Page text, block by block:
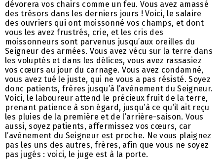
dévorera vos chairs comme un feu. Vous avez amassé
des trésors dans les derniers jours ! Voici, le salaire
des ouvriers qui ont moissonné vos champs, et dont
vous les avez frustrés, crie, et les cris des
moissonneurs sont parvenus jusqu’aux oreilles du
Seigneur des armées. Vous avez vécu sur la terre dans
les voluptés et dans les délices, vous avez rassasiez
vos cœurs au jour du carnage. Vous avez condamné,
vous avez tué le juste, qui ne vous a pas résisté. Soyez
donc patients, frères jusqu’à l’avènement du Seigneur.
Voici, le laboureur attend le précieux fruit de la terre,
prenant patience à son égard, jusqu’à ce qu’il ait reçu
les pluies de la première et de l’arrière-saison. Vous
aussi, soyez patients, affermissez vos cœurs, car
l’avènement du Seigneur est proche. Ne vous plaignez
pas les uns des autres, frères, afin que vous ne soyez
pas jugés : voici, le juge est à la porte.